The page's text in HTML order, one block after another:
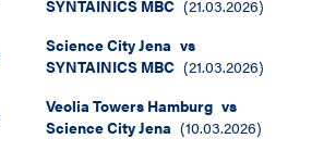
SYNTAINICS MBC (21.03.2026)
Science City Jena vs
SYNTAINICS MBC (21.03.2026)
Veolia Towers Hamburg vs
Science City Jena (10.03.2026)